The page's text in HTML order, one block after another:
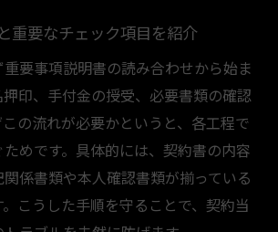
買契約における専門家の活用方法
買主にとっての司法書士のメリット
が関与する手続きの流れを解説
入手方法を分かりやすく紹介
買契約書の雛形を利用するメリッ
形の入手先と使い方のポイント
重要なチェック項目を紹介
要事項説明書の読み合わせから始ま
印、手付金の授受、必要書類の確認
の流れが必要かというと、各工程で
めです。具体的には、契約書の内容
係書類や本人確認書類が揃っている
こうした手順を守ることで、契約当